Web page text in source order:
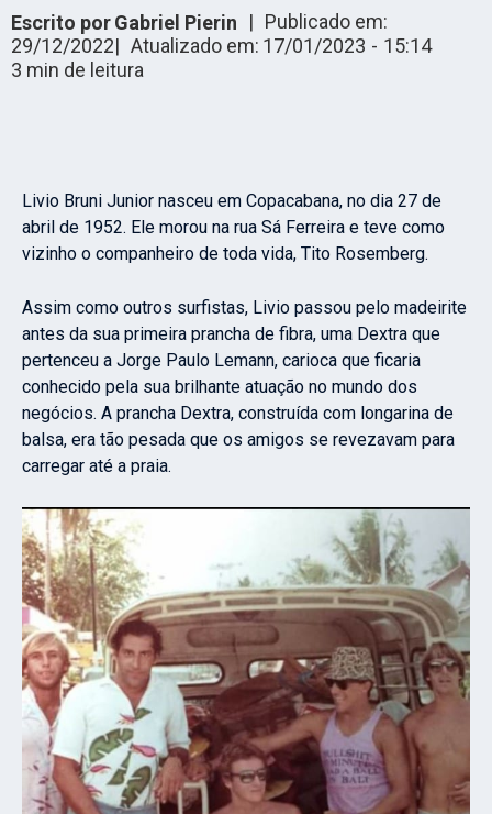
Escrito porGabriel Pierin | Publicado em:
29/12/2022| Atualizado em: 17/01/2023 - 15:14
3 min de leitura
Livio Bruni Junior nasceu em Copacabana, no dia 27 de
abril de 1952. Ele morou na rua Sá Ferreira e teve como
vizinho o companheiro de toda vida, Tito Rosemberg.
Assim como outros surfistas, Livio passou pelo madeirite
antes da sua primeira prancha de fibra, uma Dextra que
pertenceu a Jorge Paulo Lemann, carioca que ficaria
conhecido pela sua brilhante atuação no mundo dos
negócios. A prancha Dextra, construída com longarina de
balsa, era tão pesada que os amigos se revezavam para
carregar até a praia.